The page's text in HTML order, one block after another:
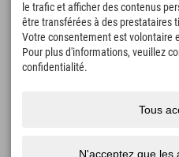
L'heure des moments
166
Lacs de montagne et
piscines d'aventure
le trafic et afficher des contenus
être transférées à des prestataires
Votre consentement est volontaire
Pour plus d'informations, veuillez
confidentialité.
Tous
N'acceptez que les